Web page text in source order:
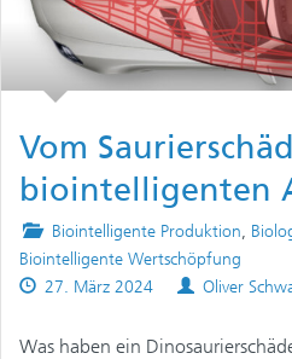
Vom
biointelligenten
Posted
in
Biointelligente Produktion,
Biointelligente Wertschöpfung
Published
27. März 2024 Authors
Oliver
Was haben ein